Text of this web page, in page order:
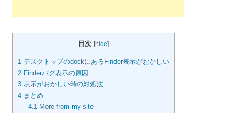
目次 [hide]
1 デスクトップのdockにあるFinder表示がおかしい
2 Finderバグ表示の原因
3 表示がおかしい時の対処法
4 まとめ
4.1 More from my site